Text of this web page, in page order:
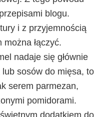
blogu.
i z przyjemnością
łączyć.
nadaje się głównie
sosów do mięsa, to
serem parmezan,
pomidorami.
dodatkiem do